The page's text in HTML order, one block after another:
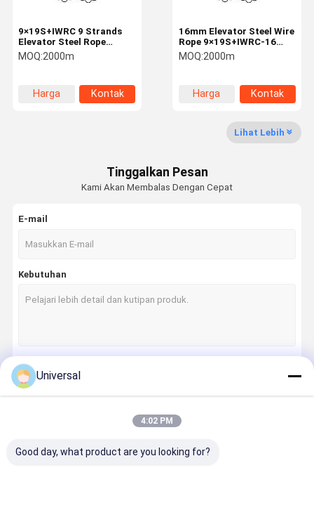
16mm Elevator Steel Wire
Rope 9×19S+IWRC-16
Traction Rope
Mechanical
MOQ:2000m
Harga
Kontak
9×19S+IWRC 9 Strands
Elevator Steel Rope
Elevator Industry 19mm
MOQ:2000m
Harga
Kontak
Lihat Lebih
Tinggalkan Pesan
Kami Akan Membalas Dengan Cepat
E-mail
Kebutuhan
Universal
4:02 PM
Good day, what product are you looking for?